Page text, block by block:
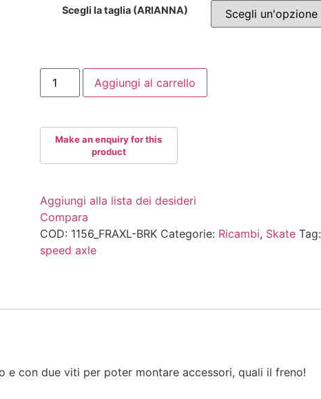
Scegli la taglia (ARIANNA)
FRSKATES
AXLE
BRAKE
Aggiungi al carrello
Aggiungi alla lista dei desideri
Compara
COD: 1156_FRAXL-BRK Categorie: Ricambi, Skate Tag:
speed axle
e con due viti per poter montare accessori, quali il freno!